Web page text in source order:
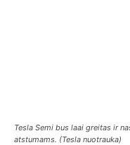
Tesla Semi bus laai greitas ir
atstumams. (Tesla nuotrauka)